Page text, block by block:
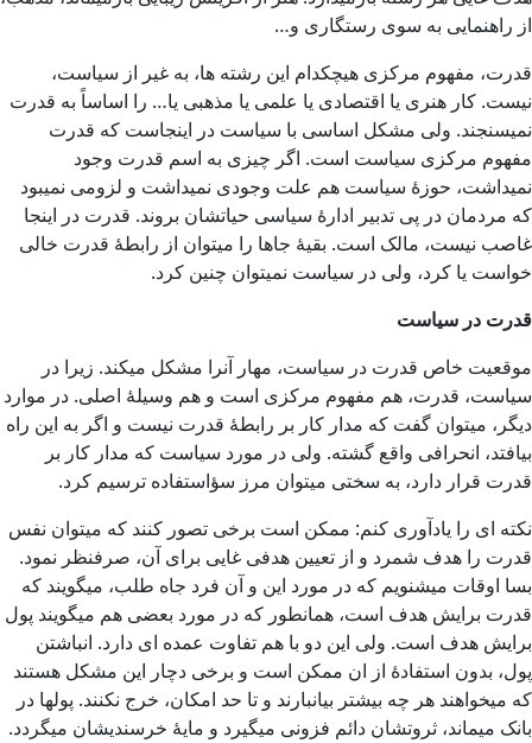
از راهنمایی به سوی رستگاری و…
قدرت، مفهوم مرکزی هیچکدام این رشته ها، به غیر از سیاست،
نیست. کار هنری یا اقتصادی یا علمی یا مذهبی یا… را اساساً به قدرت
نمیسنجند. ولی مشکل اساسی با سیاست در اینجاست که قدرت
مفهوم مرکزی سیاست است. اگر چیزی به اسم قدرت وجود
نمیداشت، حوزۀ سیاست هم علت وجودی نمیداشت و لزومی نمیبود
که مردمان در پی تدبیر ادارۀ سیاسی حیاتشان بروند. قدرت در اینجا
غاصب نیست، مالک است. بقیۀ جاها را میتوان از رابطۀ قدرت خالی
خواست یا کرد، ولی در سیاست نمیتوان چنین کرد.
قدرت در سیاست
موقعیت خاص قدرت در سیاست، مهار آنرا مشکل میکند. زیرا در
سیاست، قدرت، هم مفهوم مرکزی است و هم وسیلۀ اصلی. در موارد
دیگر، میتوان گفت که مدار کار بر رابطۀ قدرت نیست و اگر به این راه
بیافتد، انحرافی واقع گشته. ولی در مورد سیاست که مدار کار بر
قدرت قرار دارد، به سختی میتوان مرز سؤاستفاده ترسیم کرد.
نکته ای را یادآوری کنم: ممکن است برخی تصور کنند که میتوان نفس
قدرت را هدف شمرد و از تعیین هدفی غایی برای آن، صرفنظر نمود.
بسا اوقات میشنویم که در مورد این و آن فرد جاه طلب، میگویند که
قدرت برایش هدف است، همانطور که در مورد بعضی هم میگویند پول
برایش هدف است. ولی این دو با هم تفاوت عمده ای دارد. انباشتن
پول، بدون استفادۀ از ان ممکن است و برخی دچار این مشکل هستند
که میخواهند هر چه بیشتر بیانبارند و تا حد امکان، خرج نکنند. پولها در
بانک میماند، ثروتشان دائم فزونی میگیرد و مایۀ خرسندیشان میگردد.